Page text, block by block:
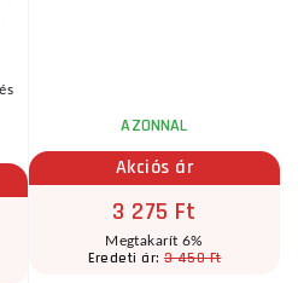
AZONNAL
Akciós ár
3 275 Ft
Megtakarít 6%
Eredeti ár:3 450 Ft